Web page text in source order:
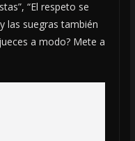
“El respeto se
las suegras también
a modo? Mete a